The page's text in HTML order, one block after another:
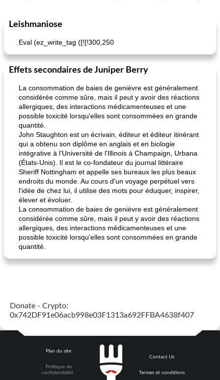
Alimentation saine
pouding au chocolat maison
Leishmaniose
Eval (ez_write_tag ([![!300,250
Effets secondaires de Juniper Berry
La consommation de baies de genièvre est généralement
considérée comme sûre, mais il peut y avoir des réactions
allergiques, des interactions médicamenteuses et une
possible toxicité lorsqu'elles sont consommées en grande
quantité.
John Staughton est un écrivain, éditeur et éditeur itinérant
qui a obtenu son diplôme en anglais et en biologie
intégrative à l'Université de l'Illinois à Champaign, Urbana
(États-Unis). Il est le co-fondateur du journal littéraire
Sheriff Nottingham et appelle ses bureaux les plus beaux
endroits du monde. Au cours d'un voyage perpétuel vers
l'idée de chez lui, il utilise des mots pour éduquer, inspirer,
élever et évoluer.
La consommation de baies de genièvre est généralement
considérée comme sûre, mais il peut y avoir des réactions
allergiques, des interactions médicamenteuses et une
possible toxicité lorsqu'elles sont consommées en grande
quantité.
Donate - Crypto:
0x742DF91e06acb998e03F1313a692FFBA4638f407
Plan du site
Politique de
confidentialité
Contact Us
Termes et conditions